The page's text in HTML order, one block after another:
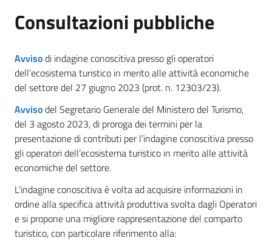
Consultazioni pubbliche
Avvisodi indagine conoscitiva presso gli operatori
dell’ecosistema turistico in merito alle attività economiche
del settore del 27 giugno 2023 (prot. n. 12303/23).
Avvisodel Segretario Generale del Ministero del Turismo,
del 3 agosto 2023, di proroga dei termini per la
presentazione di contributi per l’indagine conoscitiva presso
gli operatori dell’ecosistema turistico in merito alle attività
economiche del settore.
L’indagine conoscitiva è volta ad acquisire informazioni in
ordine alla specifica attività produttiva svolta dagli Operatori
e si propone una migliore rappresentazione del comparto
turistico, con particolare riferimento alla: